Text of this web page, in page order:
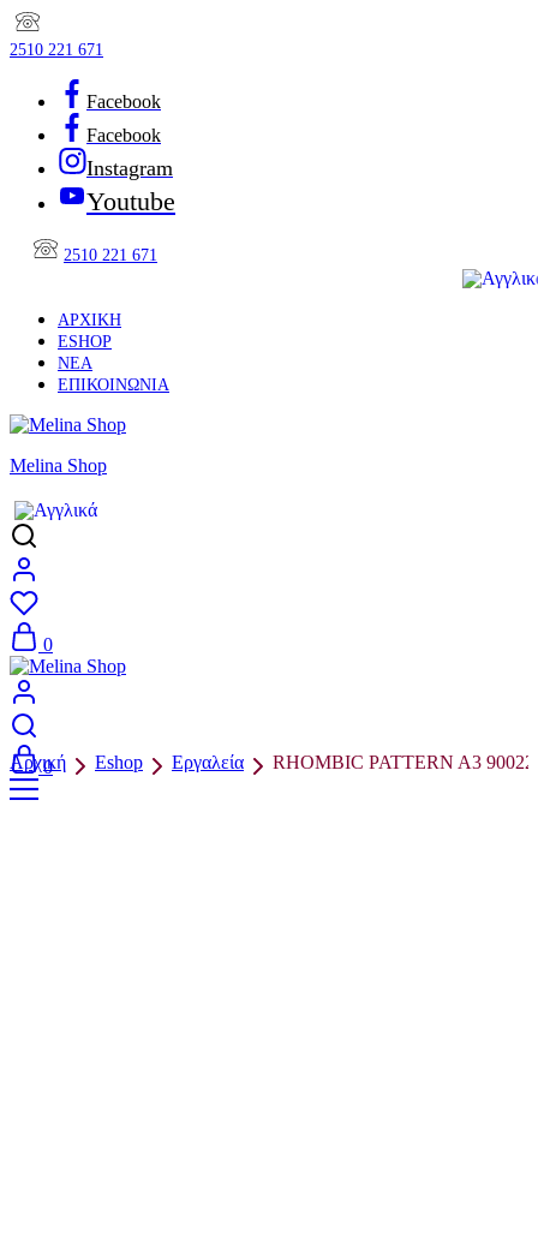
2510 221 671
Facebook
Facebook
Instagram
Youtube
2510 221 671
ΑΡΧΙΚΉ
ESHOP
ΝΈΑ
ΕΠΙΚΟΙΝΩΝΊΑ
Melina Shop
0
0
Αρχική Eshop Εργαλεία RHOMBIC PATTERN A3